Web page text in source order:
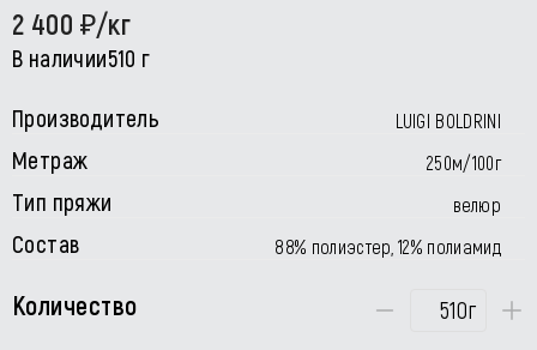
2 400 /кг
В наличии510 г
Производитель LUIGI BOLDRINI
Метраж 250м/100г
Тип пряжи велюр
Состав 88% полиэстер, 12% полиамид
Количество г